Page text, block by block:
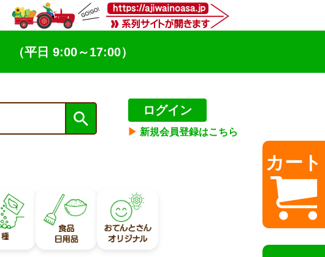
（平日 9:00～17:00）
ログイン
▶︎ 新規会員登録はこちら
カート